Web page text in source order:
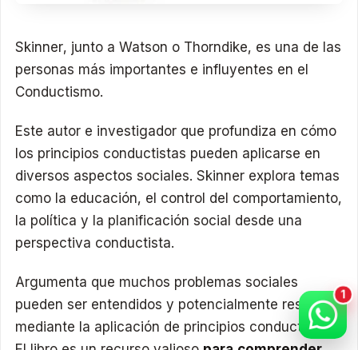
Skinner, junto a Watson o Thorndike, es una de las
personas más importantes e influyentes en el
Conductismo.
Este autor e investigador que profundiza en cómo
los principios conductistas pueden aplicarse en
diversos aspectos sociales. Skinner explora temas
como la educación, el control del comportamiento,
la política y la planificación social desde una
perspectiva conductista.
Argumenta que muchos problemas sociales
pueden ser entendidos y potencialmente resueltos
mediante la aplicación de principios conductistas.